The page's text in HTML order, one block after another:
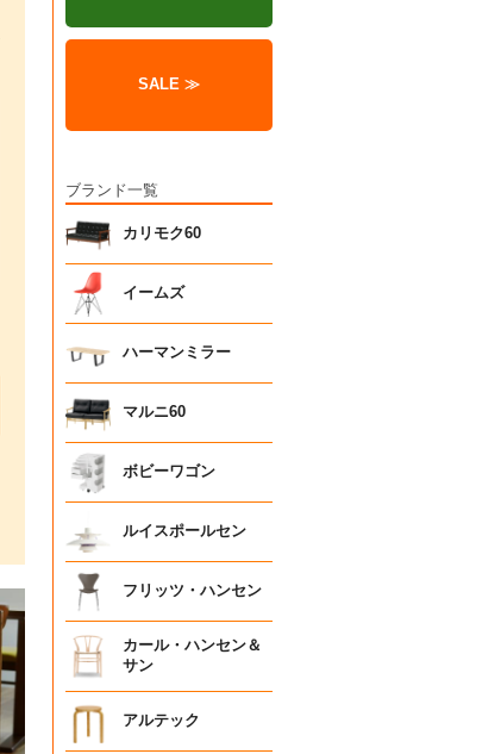
SALE ≫
ブランド一覧
カリモク60
イームズ
ハーマンミラー
マルニ60
ボビーワゴン
ルイスポールセン
フリッツ・ハンセン
カール・ハンセン＆
サン
アルテック